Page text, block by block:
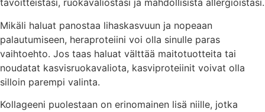
tavoitteistasi, ruokavaliostasi ja mahdollisista allergioistasi.
Mikäli haluat panostaa lihaskasvuun ja nopeaan
palautumiseen, heraproteiini voi olla sinulle paras
vaihtoehto. Jos taas haluat välttää maitotuotteita tai
noudatat kasvisruokavaliota, kasviproteiinit voivat olla
silloin parempi valinta.
Kollageeni puolestaan on erinomainen lisä niille, jotka